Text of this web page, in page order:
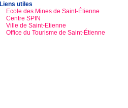
Liens utiles
Ecole des Mines de Saint-Étienne
Centre SPIN
Ville de Saint-Etienne
Office du Tourisme de Saint-Étienne